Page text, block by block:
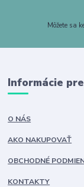
Môžete sa
Informácie
O NÁS
AKO NAKUPOVAŤ
OBCHODNÉ
KONTAKTY